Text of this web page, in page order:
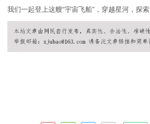
我们一起登上这艘“宇宙飞船”，穿越星河，探